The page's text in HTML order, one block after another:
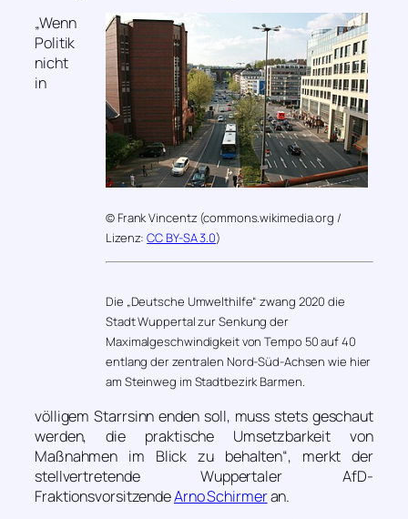
© Frank Vincentz (commons.wikimedia.org /
Lizenz:CC BY-SA 3.0)
Die „Deutsche Umwelthilfe“ zwang 2020 die
Stadt Wuppertal zur Senkung der
Maximalgeschwindigkeit von Tempo 50 auf 40
entlang der zentralen Nord-Süd-Achsen wie hier
am Steinweg im Stadtbezirk Barmen.
„Wenn
Politik
nicht
in
völligem Starrsinn enden soll, muss stets geschaut
werden, die praktische Umsetzbarkeit von
Maßnahmen im Blick zu behalten“, merkt der
stellvertretende Wuppertaler AfD-
FraktionsvorsitzendeArno Schirmeran.